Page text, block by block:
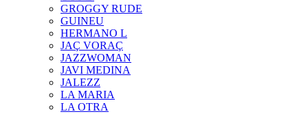
GROGGY RUDE
GUINEU
HERMANO L
JAÇ VORAÇ
JAZZWOMAN
JAVI MEDINA
JALEZZ
LA MARIA
LA OTRA